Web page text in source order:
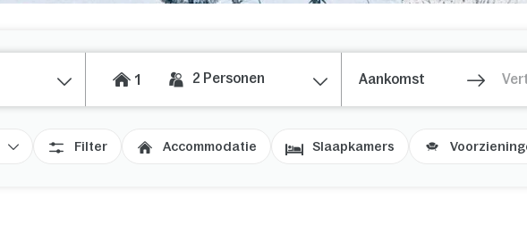
1 2 Personen
Filter Accommodatie Slaapkamers